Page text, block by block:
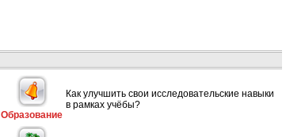
Образование
Как улучшить свои исследовательские навыки
в рамках учёбы?